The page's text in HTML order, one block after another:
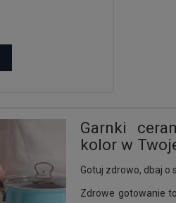
Garnki
kolor w
Gotuj zdrowo, dbaj o
Zdrowe gotowanie